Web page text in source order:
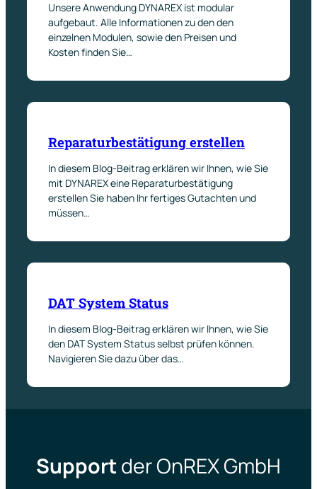
Unsere Anwendung DYNAREX ist modular
aufgebaut. Alle Informationen zu den den
einzelnen Modulen, sowie den Preisen und
Kosten finden Sie…
Reparaturbestätigung erstellen
In diesem Blog-Beitrag erklären wir Ihnen, wie Sie
mit DYNAREX eine Reparaturbestätigung
erstellen Sie haben Ihr fertiges Gutachten und
müssen…
DAT System Status
In diesem Blog-Beitrag erklären wir Ihnen, wie Sie
den DAT System Status selbst prüfen können.
Navigieren Sie dazu über das…
Support der OnREX GmbH